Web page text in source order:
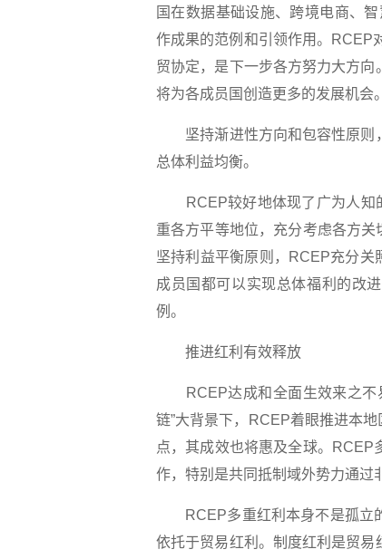
国在数据基础设施、跨境电商、
作成果的范例和引领作用。RCEP
贸协定，是下一步各方努力大方向
将为各成员国创造更多的发展机会。
坚持渐进性方向和包容性原则
总体利益均衡。
RCEP较好地体现了广为人知的
重各方平等地位，充分考虑各方
坚持利益平衡原则，RCEP充分
成员国都可以实现总体福利的改
例。
推进红利有效释放
RCEP达成和全面生效来之不
链”大背景下，RCEP着眼推进本地
点，其成效也将惠及全球。RCEP
作，特别是共同抵制域外势力通过
RCEP多重红利本身不是孤立的
依托于贸易红利。制度红利是贸